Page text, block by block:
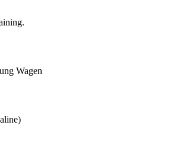
Wagen